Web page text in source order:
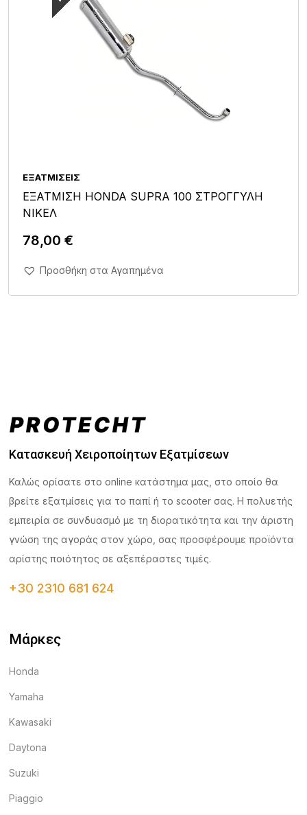
ΕΞΑΤΜΊΣΕΙΣ
ΕΞΑΤΜΙΣΗ HONDA SUPRA 100 ΣΤΡΟΓΓΥΛΗ
ΝΙΚΕΛ
78,00 €
Άμεση Αγορά Σε 1'
Προσθήκη στα Αγαπημένα
Κατασκευή Χειροποίητων Εξατμίσεων
Καλώς ορίσατε στο online κατάστημα μας, στο οποίο θα
βρείτε εξατμίσεις για το παπί ή το scooter σας. Η πολυετής
εμπειρία σε συνδυασμό με τη διορατικότητα και την άριστη
γνώση της αγοράς στον χώρο, σας προσφέρουμε προϊόντα
αρίστης ποιότητος σε αξεπέραστες τιμές.
+30 2310 681 624
Μάρκες
Honda
Yamaha
Kawasaki
Daytona
Suzuki
Piaggio